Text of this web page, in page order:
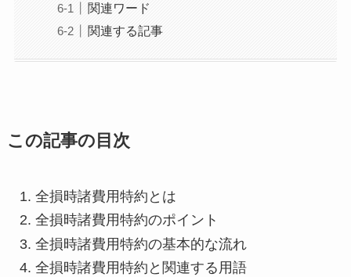
関連ワード
関連する記事
この記事の目次
全損時諸費用特約とは
全損時諸費用特約のポイント
全損時諸費用特約の基本的な流れ
全損時諸費用特約と関連する用語